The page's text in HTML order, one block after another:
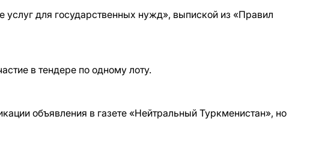
услуг для государственных нужд», выпиской из «Правил
в тендере по одному лоту.
объявления в газете «Нейтральный Туркменистан», но